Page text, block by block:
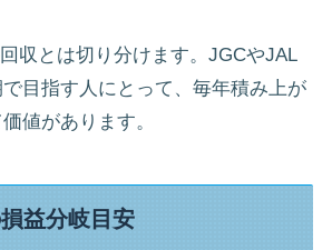
収とは切り分けます。JGCやJAL
目指す人にとって、毎年積み上が
値があります。
益分岐目安